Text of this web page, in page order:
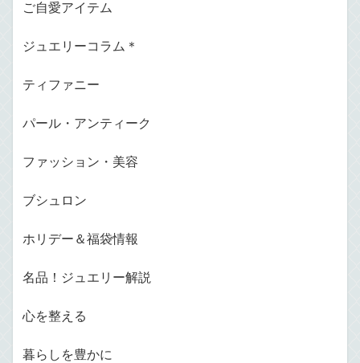
ご自愛アイテム
ジュエリーコラム＊
ティファニー
パール・アンティーク
ファッション・美容
ブシュロン
ホリデー＆福袋情報
名品！ジュエリー解説
心を整える
暮らしを豊かに